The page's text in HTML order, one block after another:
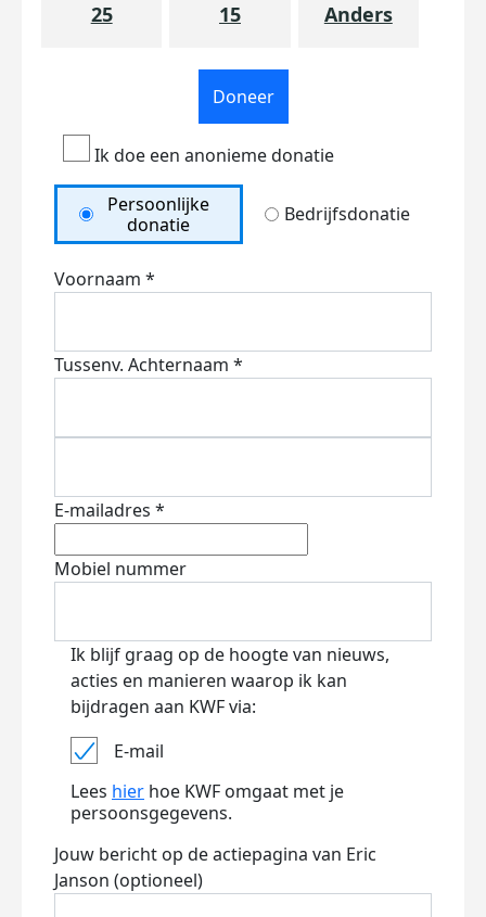
25 15 Anders
Doneer
Ik doe een anonieme donatie
Persoonlijke
donatie
Bedrijfsdonatie
Voornaam *
Tussenv. Achternaam *
E-mailadres *
Mobiel nummer
Ik blijf graag op de hoogte van nieuws,
acties en manieren waarop ik kan
bijdragen aan KWF via:
E-mail
Lees hier hoe KWF omgaat met je
persoonsgegevens.
Jouw bericht op de actiepagina van Eric
Janson (optioneel)